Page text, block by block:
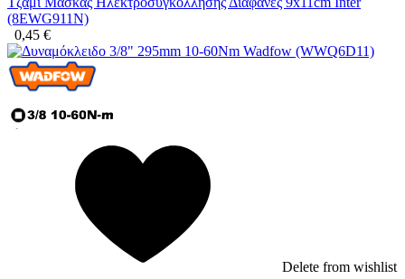
(8EWG911N)
0,45 €
Delete from wishlist